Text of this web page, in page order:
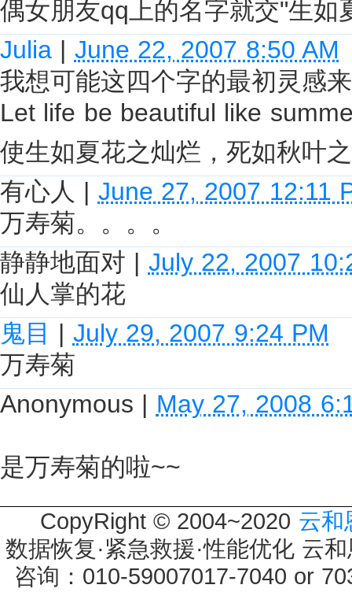
偶女朋友qq上的名字就交"生如
Julia | June 22, 2007 8:50 AM
我想可能这四个字的最初灵感
Let life be beautiful like
使生如夏花之灿烂，死如秋叶
有心人 | June 27, 2007 12:11
万寿菊。。。。
静静地面对 | July 22, 2007
仙人掌的花
鬼目 | July 29, 2007 9:24 PM
万寿菊
Anonymous | May 27, 2008
是万寿菊的啦~~
CopyRight © 2004~2020 云和
数据恢复·紧急救援·性能优化 云
咨询：010-59007017-7040 or